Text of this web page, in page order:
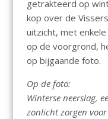
getrakteerd op
kop over de
uitzicht, met
op de voorgrond,
op bijgaande foto.
Op de foto:
Winterse neerslag,
zonlicht zorgen